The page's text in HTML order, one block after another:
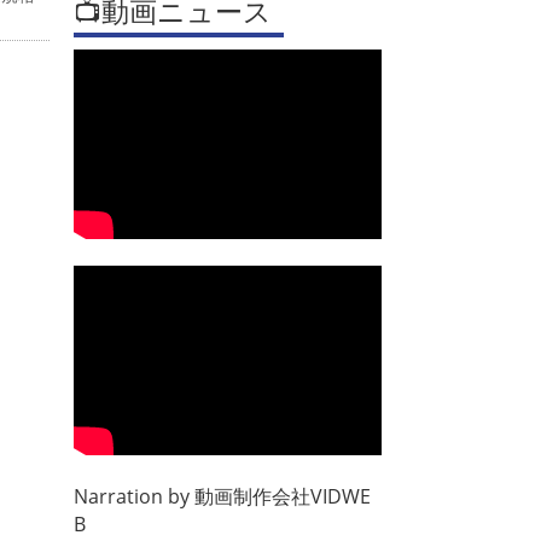
📺動画ニュース
Narration by動画制作会社VIDWE
B